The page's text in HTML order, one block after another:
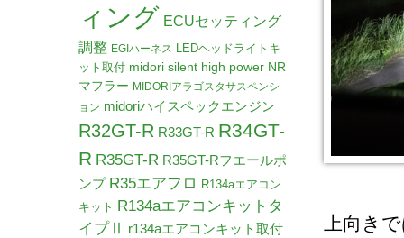
上向き
ィング ECUセッティング
調整 EGIハーネス LEDヘッドライトキ
ット取付 midori silent high power NR
マフラー MIDORIアラゴスタサスペンシ
ョン midoriハイスペックエンジン
R32GT-R R33GT-R R34GT-
R R35GT-R R35GT-Rフエールポ
ンプ R35エアフロ R134aエアコン
キット R134aエアコンキットタ
イプⅡ
r134aエアコンキット取付